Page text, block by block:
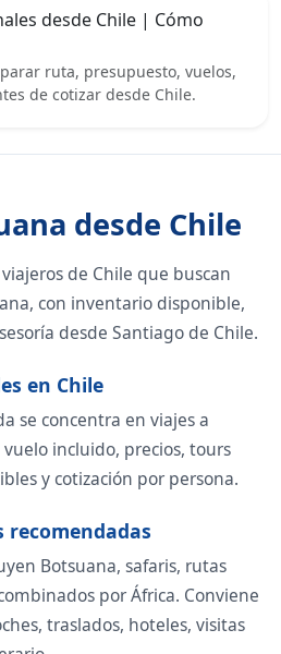
desde Chile | Cómo
ruta, presupuesto, vuelos,
de cotizar desde Chile.
desde Chile
de Chile que buscan
con inventario disponible,
desde Santiago de Chile.
en Chile
se concentra en viajes a
incluido, precios, tours
y cotización por persona.
recomendadas
Botsuana, safaris, rutas
por África. Conviene
traslados, hoteles, visitas